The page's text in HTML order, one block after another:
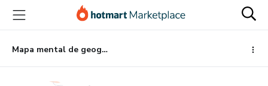
para
conteúdo
principal
para
pagamento
para
rodapé
Mapa mental de geografia+ atividade(nação,território e estado